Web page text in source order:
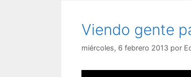
Viendo gente
miércoles, 6 febrero 2013 por